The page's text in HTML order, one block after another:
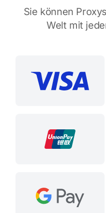
Sie können
Welt mit